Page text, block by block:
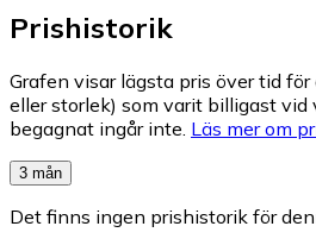
Prishistorik
Grafen visar lägsta pris över tid
eller storlek) som varit billigast vid
begagnat ingår inte. Läs mer om
3 mån
Det finns ingen prishistorik för